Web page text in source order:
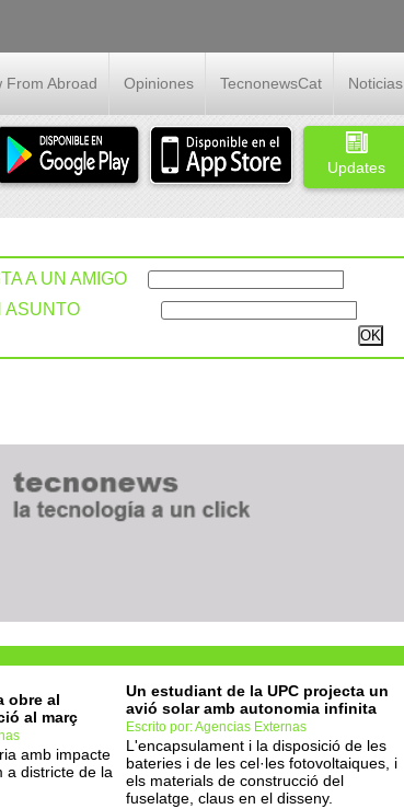
From Abroad Opiniones TecnonewsCat Noticias
Updates
A UN AMIGO
ASUNTO
obre al
al març
amb impacte
a districte de la
Un estudiant de la UPC projecta un
avió solar amb autonomia infinita
Escrito por: Agencias Externas
L'encapsulament i la disposició de les
bateries i de les cel·les fotovoltaiques, i
els materials de construcció del
fuselatge, claus en el disseny.